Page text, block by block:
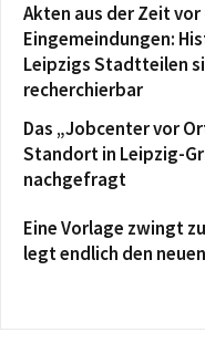
Akten aus der Zeit vor
Eingemeindungen:
Leipzigs Stadtteilen
recherchierbar
Das „Jobcenter vor
Standort in Leipzig-
nachgefragt
Eine Vorlage zwingt
legt endlich den